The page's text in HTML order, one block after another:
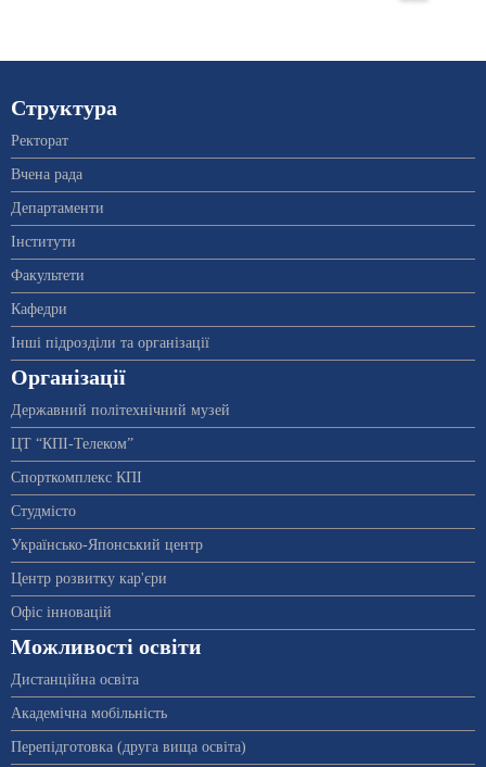
Структура
Ректорат
Вчена рада
Департаменти
Інститути
Факультети
Кафедри
Інші підрозділи та організації
Організації
Державний політехнічний музей
ЦТ “КПІ-Телеком”
Спорткомплекс КПІ
Студмісто
Українсько-Японський центр
Центр розвитку кар'єри
Офіс інновацій
Можливості освіти
Дистанційна освіта
Академічна мобільність
Перепідготовка (друга вища освіта)